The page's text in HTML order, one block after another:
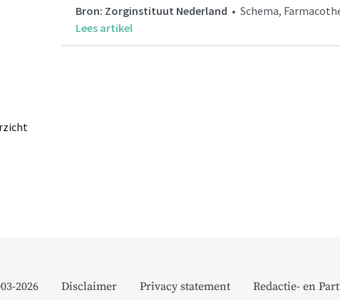
Bron: Zorginstituut Nederland • Schema,
Lees artikel
2026 Disclaimer Privacy statement Redactie- en